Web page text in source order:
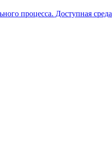
процесса. Доступная среда